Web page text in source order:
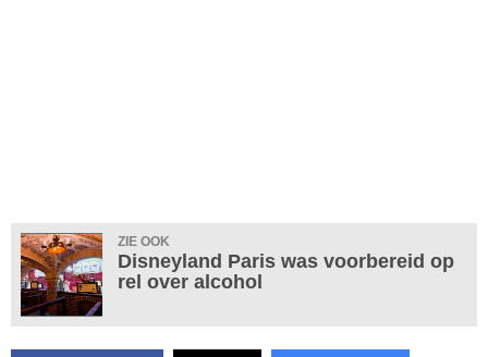
ZIE OOK
Disneyland Paris was voorbereid op
rel over alcohol